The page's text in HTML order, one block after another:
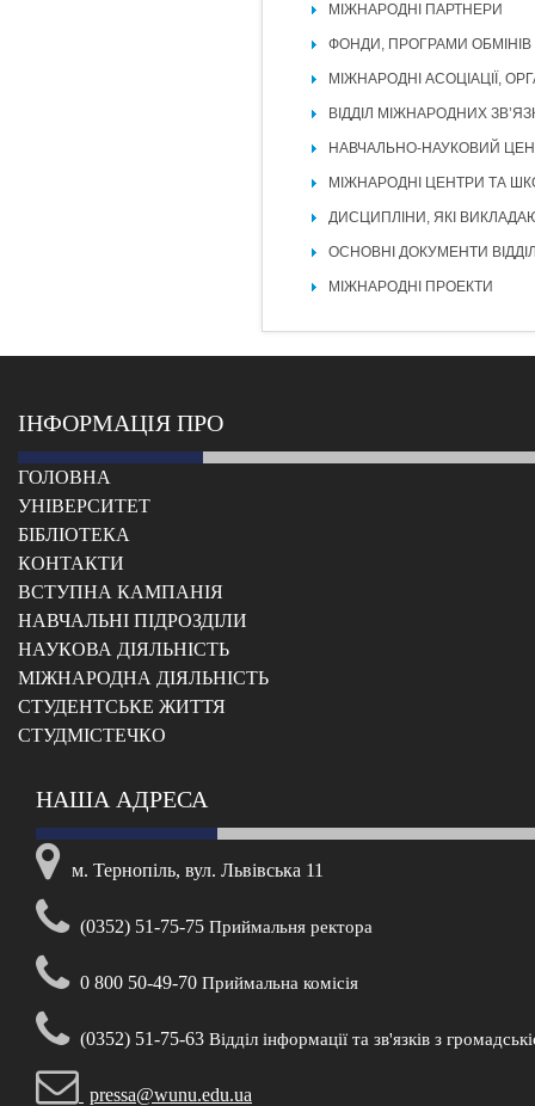
МІЖНАРОДНІ ПАРТНЕРИ
ФОНДИ, ПРОГРАМИ ОБМІНІВ
МІЖНАРОДНІ АСОЦІАЦІЇ,
ВІДДІЛ МІЖНАРОДНИХ
НАВЧАЛЬНО-НАУКОВИЙ
МІЖНАРОДНІ ЦЕНТРИ ТА
ДИСЦИПЛІНИ, ЯКІ
ОСНОВНІ ДОКУМЕНТИ
МІЖНАРОДНІ ПРОЕКТИ
ІНФОРМАЦІЯ ПРО
ГОЛОВНА
УНІВЕРСИТЕТ
БІБЛІОТЕКА
КОНТАКТИ
ВСТУПНА КАМПАНІЯ
НАВЧАЛЬНІ ПІДРОЗДІЛИ
НАУКОВА ДІЯЛЬНІСТЬ
МІЖНАРОДНА ДІЯЛЬНІСТЬ
CТУДЕНТСЬКЕ ЖИТТЯ
CТУДМІСТЕЧКО
НАША АДРЕСА
м. Тернопіль, вул. Львівська 11
(0352) 51-75-75 Приймальня ректора
0 800 50-49-70 Приймальна комісія
(0352) 51-75-63 Відділ інформації та зв'язків з
pressa@wunu.edu.ua